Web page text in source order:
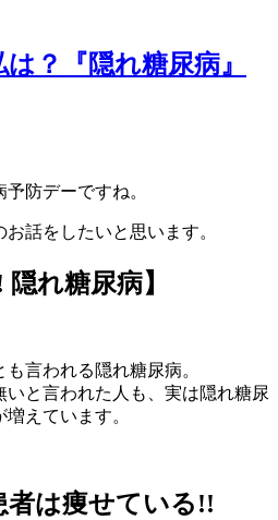
は？『隠れ糖尿病』
防デーですね。
話をしたいと思います。
隠れ糖尿病】
言われる隠れ糖尿病。
と言われた人も、実は隠れ糖尿
えています。
者は痩せている!!